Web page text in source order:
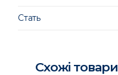
Стать
Схожі товари